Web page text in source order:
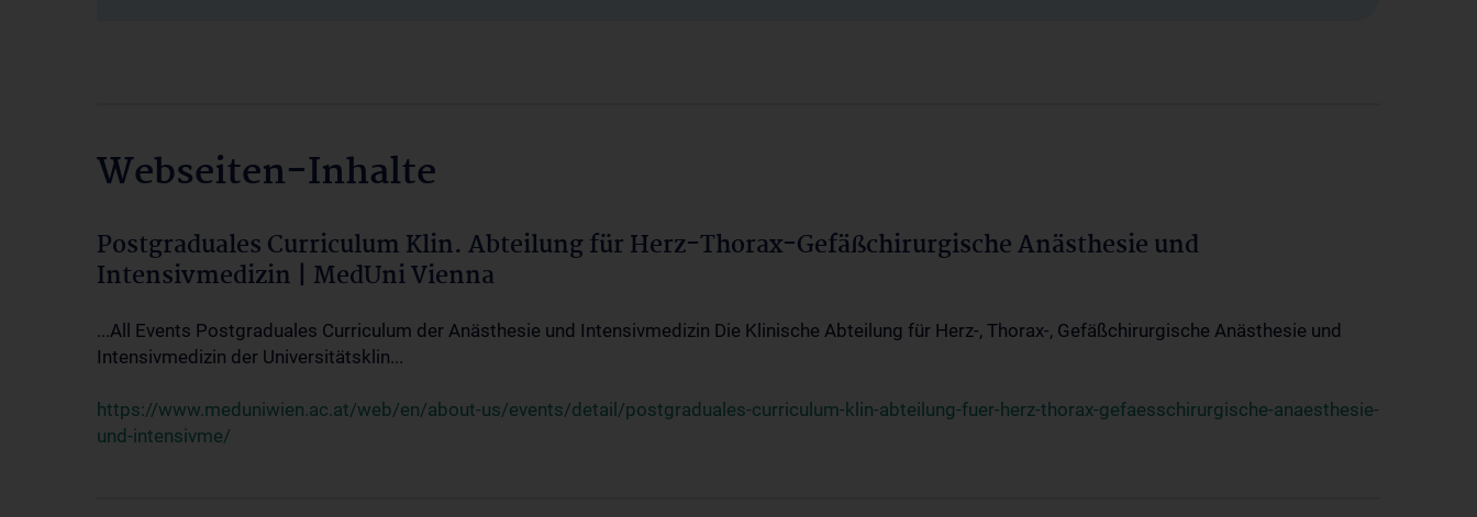
Webseiten-Inhalte
Postgraduales Curriculum Klin. Abteilung für Herz-Thorax-Gefäßchirurgische Anästhesie und
Intensivmedizin | MedUni Vienna
...All Events Postgraduales Curriculum der Anästhesie und Intensivmedizin Die Klinische Abteilung für Herz-, Thorax-, Gefäßchirurgische Anästhesie und
Intensivmedizin der Universitätsklin...
https://www.meduniwien.ac.at/web/en/about-us/events/detail/postgraduales-curriculum-klin-abteilung-fuer-herz-thorax-gefaesschirurgische-anaesthesie-
und-intensivme/